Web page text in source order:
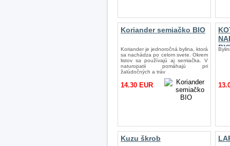
Koriander semiačko BIO
Koriander je jednoročná bylina, ktorá
sa nachádza po celom svete. Okrem
listov sa používajú aj semiačka. V
naturopatii pomáhajú pri
žalúdočných a tráv
14.30 EUR
Kuzu škrob